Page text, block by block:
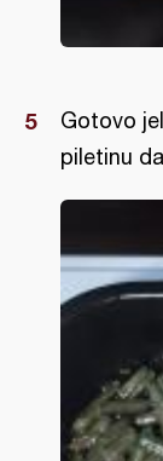
Gotovo
piletinu